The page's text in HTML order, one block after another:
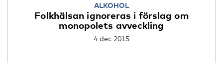
ALKOHOL
Folkhälsan ignoreras i förslag om
monopolets avveckling
4 dec 2015